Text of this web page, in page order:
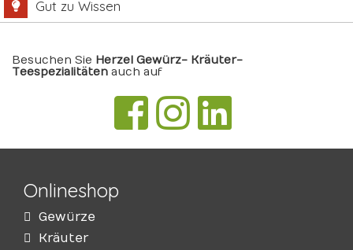
Gut zu Wissen
Besuchen Sie Herzel Gewürz- Kräuter-
Teespezialitäten auch auf
Onlineshop
Gewürze
Kräuter